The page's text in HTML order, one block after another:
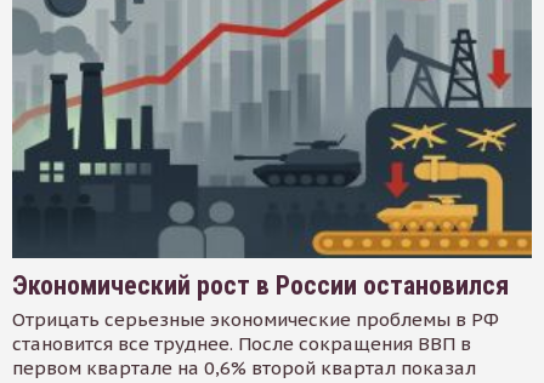
Экономический рост в России остановился
Отрицать серьезные экономические проблемы в РФ
становится все труднее. После сокращения ВВП в
первом квартале на 0,6% второй квартал показал